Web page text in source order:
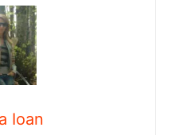
Ioan